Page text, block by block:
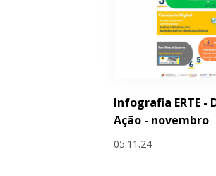
Infografia ERTE -
Ação - novembro
05.11.24